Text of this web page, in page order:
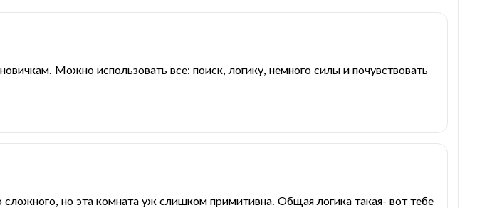
Можно использовать все: поиск, логику, немного силы и почувствовать
но эта комната уж слишком примитивна. Общая логика такая- вот тебе